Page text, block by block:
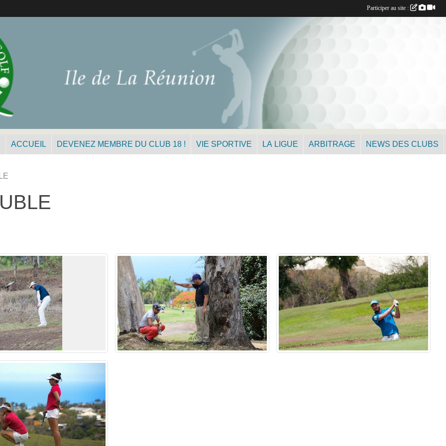
ACCUEIL DEVENEZ MEMBRE DU CLUB 18 ! VIE SPORTIVE LA LIGUE ARBITRAGE NEWS DES CLUBS
Participer au site :